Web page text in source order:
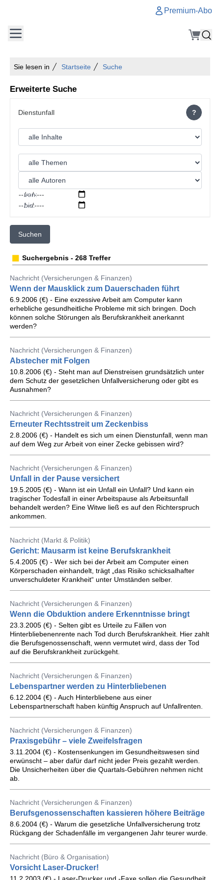
Premium-Abo
Sie lesen in Startseite Suche
Erweiterte Suche
?
von:
bis:
Suchen
Suchergebnis - 268 Treffer
Nachricht (Versicherungen & Finanzen)
Wenn der Mausklick zum Dauerschaden führt
6.9.2006 (€) - Eine exzessive Arbeit am Computer kann
erhebliche gesundheitliche Probleme mit sich bringen. Doch
können solche Störungen als Berufskrankheit anerkannt
werden?
Nachricht (Versicherungen & Finanzen)
Abstecher mit Folgen
10.8.2006 (€) - Steht man auf Dienstreisen grundsätzlich unter
dem Schutz der gesetzlichen Unfallversicherung oder gibt es
Ausnahmen?
Nachricht (Versicherungen & Finanzen)
Erneuter Rechtsstreit um Zeckenbiss
2.8.2006 (€) - Handelt es sich um einen Dienstunfall, wenn man
auf dem Weg zur Arbeit von einer Zecke gebissen wird?
Nachricht (Versicherungen & Finanzen)
Unfall in der Pause versichert
19.5.2005 (€) - Wann ist ein Unfall ein Unfall? Und kann ein
tragischer Todesfall in einer Arbeitspause als Arbeitsunfall
behandelt werden? Eine Witwe ließ es auf den Richterspruch
ankommen.
Nachricht (Markt & Politik)
Gericht: Mausarm ist keine Berufskrankheit
5.4.2005 (€) - Wer sich bei der Arbeit am Computer einen
Körperschaden einhandelt, trägt „das Risiko schicksalhafter
unverschuldeter Krankheit“ unter Umständen selber.
Nachricht (Versicherungen & Finanzen)
Wenn die Obduktion andere Erkenntnisse bringt
23.3.2005 (€) - Selten gibt es Urteile zu Fällen von
Hinterbliebenenrente nach Tod durch Berufskrankheit. Hier zahlt
die Berufsgenossenschaft, wenn vermutet wird, dass der Tod
auf die Berufskrankheit zurückgeht.
Nachricht (Versicherungen & Finanzen)
Lebenspartner werden zu Hinterbliebenen
6.12.2004 (€) - Auch Hinterbliebene aus einer
Lebenspartnerschaft haben künftig Anspruch auf Unfallrenten.
Nachricht (Versicherungen & Finanzen)
Praxisgebühr – viele Zweifelsfragen
3.11.2004 (€) - Kostensenkungen im Gesundheitswesen sind
erwünscht – aber dafür darf nicht jeder Preis gezahlt werden.
Die Unsicherheiten über die Quartals-Gebühren nehmen nicht
ab.
Nachricht (Versicherungen & Finanzen)
Berufsgenossenschaften kassieren höhere Beiträge
8.6.2004 (€) - Warum die gesetzliche Unfallversicherung trotz
Rückgang der Schadenfälle im vergangenen Jahr teurer wurde.
Nachricht (Büro & Organisation)
Vorsicht Laser-Drucker!